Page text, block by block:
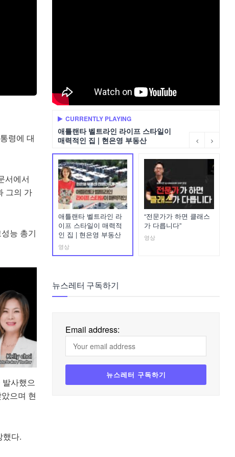
령에 대
서에서
그의 가
능 총기
사했으
으며 현
했다.
CURRENTLY PLAYING
애틀랜타 벨트라인 라이프 스타일이
매력적인 집 | 현은영 부동산
애틀랜타 벨트라인 라
이프 스타일이 매력적
인 집 | 현은영 부동산
영상
“전문가가 하면 클래스
가 다릅니다”
영상
뉴스레터 구독하기
Email address: